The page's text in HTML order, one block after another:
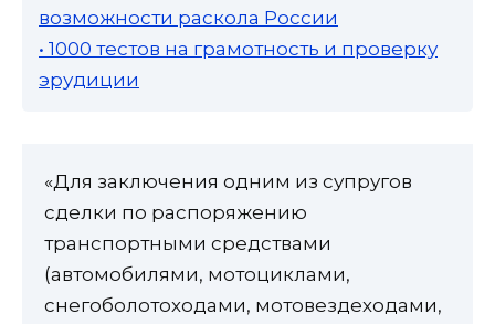
возможности раскола России
• 1000 тестов на грамотность и проверку
эрудиции
«Для заключения одним из супругов
сделки по распоряжению
транспортными средствами
(автомобилями, мотоциклами,
снегоболотоходами, мотовездеходами,